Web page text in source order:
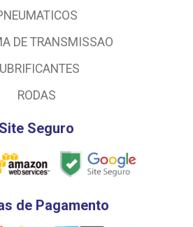
DE TRANSMISSAO
RODAS
Site Seguro
de Pagamento